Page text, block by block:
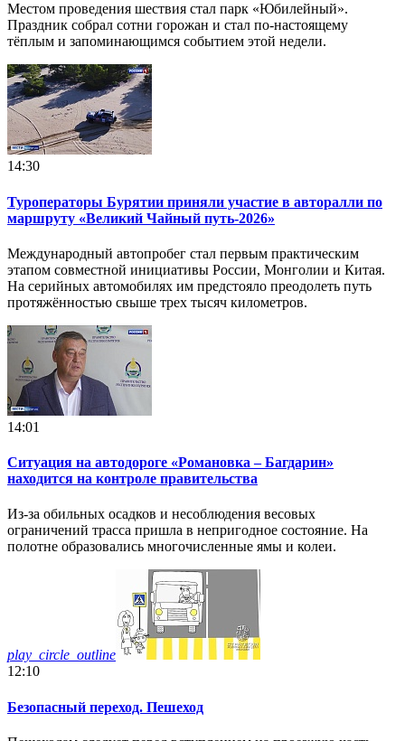
Местом проведения шествия стал парк «Юбилейный».
Праздник собрал сотни горожан и стал по‑настоящему
тёплым и запоминающимся событием этой недели.
14:30
Туроператоры Бурятии приняли участие в авторалли по
маршруту «Великий Чайный путь-2026»
Международный автопробег стал первым практическим
этапом совместной инициативы России, Монголии и Китая.
На серийных автомобилях им предстояло преодолеть путь
протяжённостью свыше трех тысяч километров.
14:01
Ситуация на автодороге «Романовка – Багдарин»
находится на контроле правительства
Из-за обильных осадков и несоблюдения весовых
ограничений трасса пришла в непригодное состояние. На
полотне образовались многочисленные ямы и колеи.
play_circle_outline
12:10
Безопасный переход. Пешеход